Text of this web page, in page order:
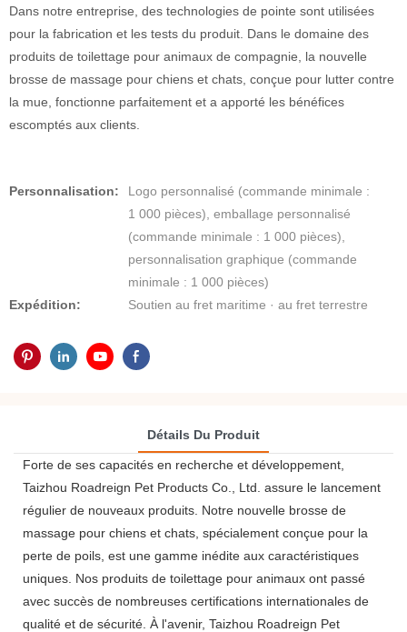
Dans notre entreprise, des technologies de pointe sont utilisées
pour la fabrication et les tests du produit. Dans le domaine des
produits de toilettage pour animaux de compagnie, la nouvelle
brosse de massage pour chiens et chats, conçue pour lutter contre
la mue, fonctionne parfaitement et a apporté les bénéfices
escomptés aux clients.
Personnalisation:
Logo personnalisé (commande minimale :
1 000 pièces), emballage personnalisé
(commande minimale : 1 000 pièces),
personnalisation graphique (commande
minimale : 1 000 pièces)
Expédition:
Soutien au fret maritime · au fret terrestre
Détails Du Produit
Forte de ses capacités en recherche et développement,
Taizhou Roadreign Pet Products Co., Ltd. assure le lancement
régulier de nouveaux produits. Notre nouvelle brosse de
massage pour chiens et chats, spécialement conçue pour la
perte de poils, est une gamme inédite aux caractéristiques
uniques. Nos produits de toilettage pour animaux ont passé
avec succès de nombreuses certifications internationales de
qualité et de sécurité. À l'avenir, Taizhou Roadreign Pet